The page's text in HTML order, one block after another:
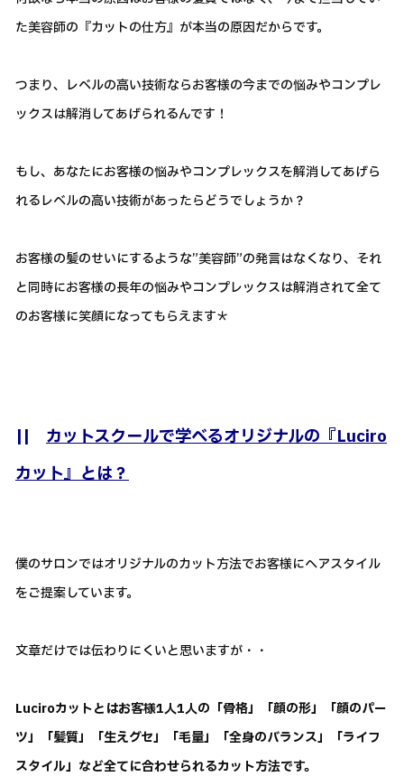
た美容師の『カットの仕方』が本当の原因だからです。
つまり、レベルの高い技術ならお客様の今までの悩みやコンプレ
ックスは解消してあげられるんです！
もし、あなたにお客様の悩みやコンプレックスを解消してあげら
れるレベルの高い技術があったらどうでしょうか？
お客様の髪のせいにするような”美容師”の発言はなくなり、それ
と同時にお客様の長年の悩みやコンプレックスは解消されて全て
のお客様に笑顔になってもらえます＊
|| カットスクールで学べるオリジナルの『Luciro
カット』とは？
僕のサロンではオリジナルのカット方法でお客様にヘアスタイル
をご提案しています。
文章だけでは伝わりにくいと思いますが・・
Luciroカットとはお客様1人1人の「骨格」「顔の形」「顔のパー
ツ」「髪質」「生えグセ」「毛量」「全身のバランス」「ライフ
スタイル」など全てに合わせられるカット方法です。